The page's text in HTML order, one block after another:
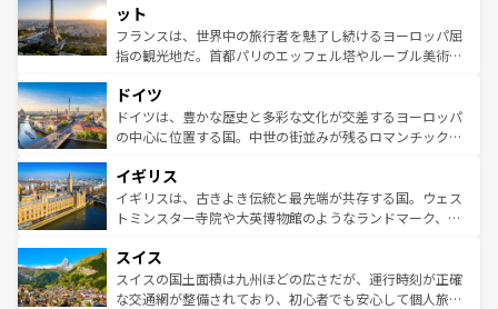
なお、新着のイタリア情報は
しい。
れる闘牛、そして美味しいタパスが生活の一部となってい
る。首都マドリードの洗練された雰囲気や、バルセロナの
アートに溢れた街角から、地方では古代ローマ遺跡や中世
せる。地方によって風土や気候が異なるスペインはその個
性で訪れる人を魅了する。 なお、新着のスペイン情報は コ
ンテンツ一覧を参照してほしい。
ット
フランスは、世界中の旅行者を魅了し続けるヨーロッパ屈
指の観光地だ。首都パリのエッフェル塔やルーブル美術館
で、幅広い魅力が詰まっている。華麗な宮殿、歴史的な大
聖堂、美しいビーチ、そして豊かな自然が、訪れる者を心
から魅了する。また、フランスは美食の国としても知ら
いる。シャンパンの発祥地であるランス、プロヴァンスの
香り高いラベンダー畑など、多彩な楽しみ方が可能だ。さ
らに、パリ以外の地域にも魅力が溢れており、どの街角に
れる地方に足を運ぶとそれぞれで全く異なる文化を体験で
きるだろう。 なお、新着のフランス情報はコンテンツ一覧
を参照してほしい。
ドイツ
ドイツは、豊かな歴史と多彩な文化が交差するヨーロッパ
の中心に位置する国。中世の街並みが残るロマンチック街
顔を持つこの国は、どこを歩いても飽きることがない。ベ
ルリンの文化的活気、バイエルン州のアルプスの絶景、そ
してライン川沿いのワイン畑といった風景は必見。ビール
は、お酒好きな人にはぜひ体験してほしい。 なお、新着の
ドイツ情報はコンテンツ一覧を参照してほしい。
イギリス
イギリスは、古きよき伝統と最先端が共存する国。ウェス
トミンスター寺院や大英博物館のようなランドマーク、歴
リアごとに異なる魅力がある。また、優雅なアフタヌーン
ティー、ビール好きにはたまらない英国パブ、サッカー観
戦など、本場だからこそできる体験も豊富。イギリスを旅
スイス
スイスの国土面積は九州ほどの広さだが、運行時刻が正確
な交通網が整備されており、初心者でも安心して個人旅行